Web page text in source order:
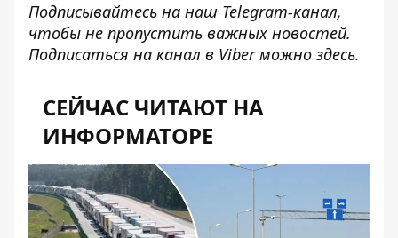
Подписывайтесь на наш Telegram-канал,
чтобы не пропустить важных новостей.
Подписаться на канал в Viber можно здесь.
СЕЙЧАС ЧИТАЮТ НА
ИНФОРМАТОРЕ